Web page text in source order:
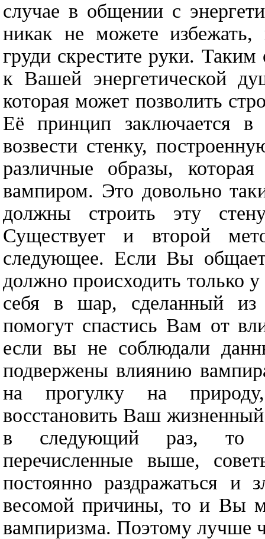
случае в общении с
никак не можете избежать,
груди скрестите руки.
к Вашей энергетической
которая может позволить
Её принцип заключается
возвести стенку,
различные образы,
вампиром. Это довольно
должны строить эту
Существует и второй
следующее. Если Вы
должно происходить только
себя в шар, сделанный из
помогут спастись Вам от
если вы не соблюдали
подвержены влиянию
на прогулку на
восстановить Ваш
в следующий раз, то
перечисленные выше,
постоянно раздражаться и
весомой причины, то и Вы
вампиризма. Поэтому лучше